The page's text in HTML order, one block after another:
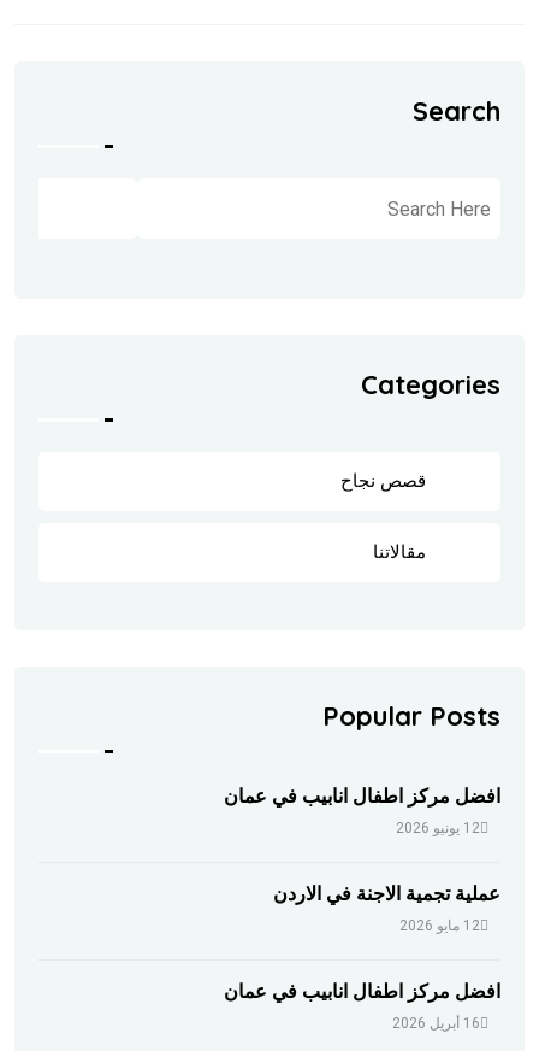
Search
Categories
قصص نجاح
مقالاتنا
Popular Posts
افضل مركز اطفال انابيب في عمان
12 يونيو 2026
عملية تجمية الاجنة في الاردن
12 مايو 2026
افضل مركز اطفال انابيب في عمان
16 أبريل 2026